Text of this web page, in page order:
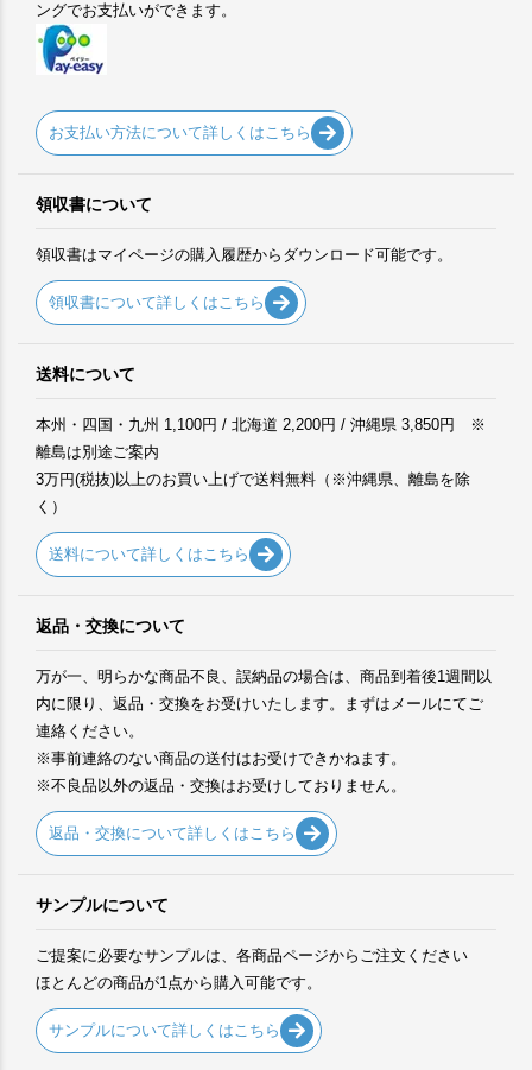
ングでお支払いができます。
お支払い方法について詳しくはこちら
領収書について
領収書はマイページの購入履歴からダウンロード可能です。
領収書について詳しくはこちら
送料について
本州・四国・九州 1,100円 / 北海道 2,200円 / 沖縄県 3,850円 ※
離島は別途ご案内
3万円(税抜)以上のお買い上げで送料無料（※沖縄県、離島を除
く）
送料について詳しくはこちら
返品・交換について
万が一、明らかな商品不良、誤納品の場合は、商品到着後1週間以
内に限り、返品・交換をお受けいたします。まずはメールにてご
連絡ください。
※事前連絡のない商品の送付はお受けできかねます。
※不良品以外の返品・交換はお受けしておりません。
返品・交換について詳しくはこちら
サンプルについて
ご提案に必要なサンプルは、各商品ページからご注文ください
ほとんどの商品が1点から購入可能です。
サンプルについて詳しくはこちら